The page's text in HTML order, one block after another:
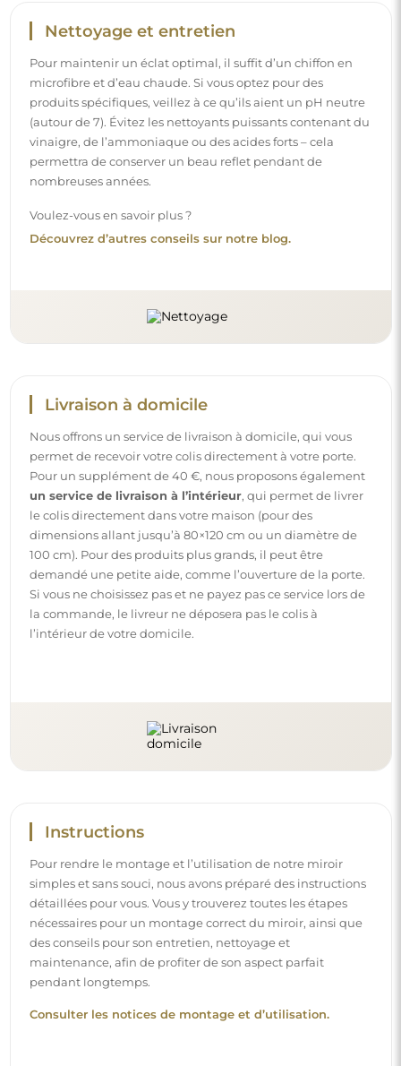
Livraison à domicile
Nous offrons un service de livraison à domicile, qui vous
permet de recevoir votre colis directement à votre porte.
Pour un supplément de 40 €, nous proposons également
un service de livraison à l’intérieur, qui permet de livrer
le colis directement dans votre maison (pour des
dimensions allant jusqu’à 80×120 cm ou un diamètre de
100 cm). Pour des produits plus grands, il peut être
Si vous ne choisissez pas et ne payez pas ce service lors de
la commande, le livreur ne déposera pas le colis à
Instructions
Pour rendre le montage et l’utilisation de notre miroir
simples et sans souci, nous avons préparé des instructions
détaillées pour vous. Vous y trouverez toutes les étapes
nécessaires pour un montage correct du miroir, ainsi que
des conseils pour son entretien, nettoyage et
maintenance, afin de profiter de son aspect parfait
Consulter les notices de montage et d’utilisation.
Restez à jour avec nos nouveautés, inspirations et
promotions, découvrez les tendances déco et trouvez
des idées pour de beaux intérieurs. Rejoignez notre
communauté et découvrez ce que nous préparons
spécialement pour vous !